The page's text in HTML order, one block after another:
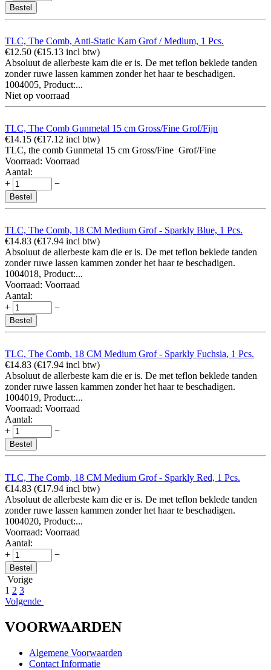
Bestel
TLC, The Comb, Anti-Static Kam Grof / Medium, 1 Pcs.
€12.50 (€15.13 incl btw)
Absoluut de allerbeste kam die er is. De met teflon beklede tanden
zonder ruwe lassen kammen zonder het haar te beschadigen.
1004005, Product:...
Niet op voorraad
TLC, The Comb Gunmetal 15 cm Gross/Fine Grof/Fijn
€14.15 (€17.12 incl btw)
TLC, the comb Gunmetal 15 cm Gross/Fine Grof/Fine
Voorraad: Voorraad
Aantal:
+
−
Bestel
TLC, The Comb, 18 CM Medium Grof - Sparkly Blue, 1 Pcs.
€14.83 (€17.94 incl btw)
Absoluut de allerbeste kam die er is. De met teflon beklede tanden
zonder ruwe lassen kammen zonder het haar te beschadigen.
1004018, Product:...
Voorraad: Voorraad
Aantal:
+
−
Bestel
TLC, The Comb, 18 CM Medium Grof - Sparkly Fuchsia, 1 Pcs.
€14.83 (€17.94 incl btw)
Absoluut de allerbeste kam die er is. De met teflon beklede tanden
zonder ruwe lassen kammen zonder het haar te beschadigen.
1004019, Product:...
Voorraad: Voorraad
Aantal:
+
−
Bestel
TLC, The Comb, 18 CM Medium Grof - Sparkly Red, 1 Pcs.
€14.83 (€17.94 incl btw)
Absoluut de allerbeste kam die er is. De met teflon beklede tanden
zonder ruwe lassen kammen zonder het haar te beschadigen.
1004020, Product:...
Voorraad: Voorraad
Aantal:
+
−
Bestel
Vorige
1 2 3
Volgende
VOORWAARDEN
Algemene Voorwaarden
Contact Informatie